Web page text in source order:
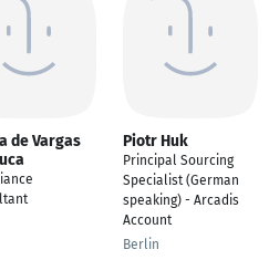
de Vargas
Piotr Huk
Principal Sourcing
Specialist (German
speaking) - Arcadis
Account
Berlin